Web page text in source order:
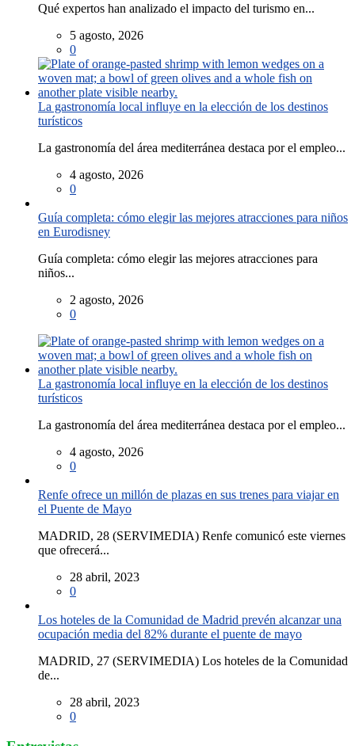
Qué expertos han analizado el impacto del turismo en...
5 agosto, 2026
0
La gastronomía local influye en la elección de los destinos
turísticos
La gastronomía del área mediterránea destaca por el empleo...
4 agosto, 2026
0
Guía completa: cómo elegir las mejores atracciones para niños
en Eurodisney
Guía completa: cómo elegir las mejores atracciones para
niños...
2 agosto, 2026
0
La gastronomía local influye en la elección de los destinos
turísticos
La gastronomía del área mediterránea destaca por el empleo...
4 agosto, 2026
0
Renfe ofrece un millón de plazas en sus trenes para viajar en
el Puente de Mayo
MADRID, 28 (SERVIMEDIA) Renfe comunicó este viernes
que ofrecerá...
28 abril, 2023
0
Los hoteles de la Comunidad de Madrid prevén alcanzar una
ocupación media del 82% durante el puente de mayo
MADRID, 27 (SERVIMEDIA) Los hoteles de la Comunidad
de...
28 abril, 2023
0